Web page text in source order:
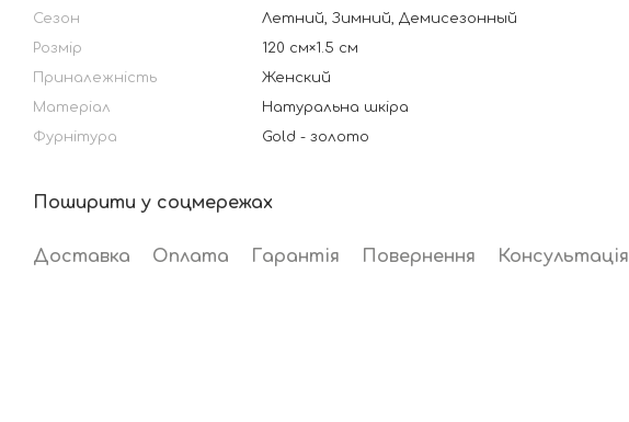
Сезон
Летний, Зимний, Демисезонный
Розмір
120 см×1.5 см
Приналежність
Женский
Матеріал
Натуральна шкіра
Фурнітура
Gold - золото
Поширити у соцмережах
Доставка Оплата Гарантія Повернення Консультація